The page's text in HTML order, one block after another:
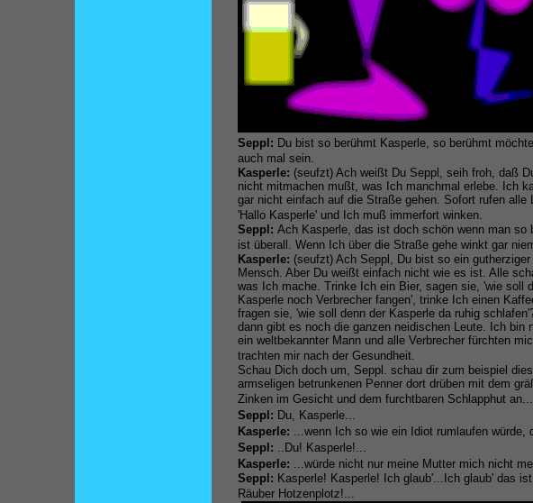
Seppl: Du bist so berühmt Kasperle, so berühmt
auch mal sein.
Kasperle: (seufzt) Ach weißt Du Seppl, seih froh, daß
nicht mitmachen mußt, was Ich manchmal erlebe. Ich
gar nicht einfach auf die Straße gehen. Sofort rufen alle
'Hallo Kasperle' und Ich muß immerfort winken.
Seppl: Ach Kasperle, das ist doch schön wenn man so
ist überall. Wenn Ich über die Straße gehe winkt gar
Kasperle: (seufzt) Ach Seppl, Du bist so ein gutherziger
Mensch. Aber Du weißt einfach nicht wie es ist. Alle
was Ich mache. Trinke Ich ein Bier, sagen sie, 'wie soll
Kasperle noch Verbrecher fangen', trinke Ich einen
fragen sie, 'wie soll denn der Kasperle da ruhig
dann gibt es noch die ganzen neidischen Leute. Ich bin
ein weltbekannter Mann und alle Verbrecher fürchten
trachten mir nach der Gesundheit.
Schau Dich doch um, Seppl. schau dir zum beispiel
armseligen betrunkenen Penner dort drüben mit dem
Zinken im Gesicht und dem furchtbaren Schlapphut an...
Seppl: Du, Kasperle...
Kasperle: ...wenn Ich so wie ein Idiot rumlaufen würde,
Seppl: ..Du! Kasperle!...
Kasperle: ...würde nicht nur meine Mutter mich nicht
Seppl: Kasperle! Kasperle! Ich glaub'...Ich glaub' das
Räuber Hotzenplotz!...